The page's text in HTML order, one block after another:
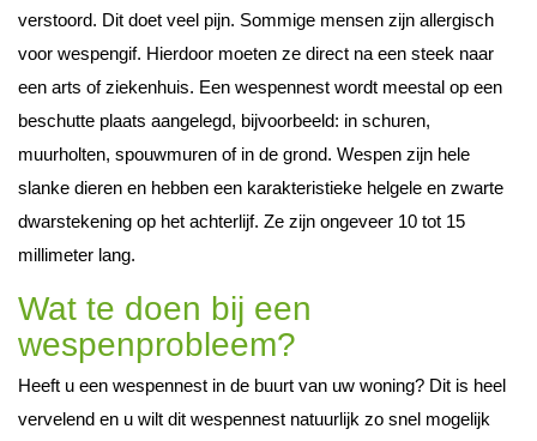
verstoord. Dit doet veel pijn. Sommige mensen zijn allergisch
voor wespengif. Hierdoor moeten ze direct na een steek naar
een arts of ziekenhuis. Een wespennest wordt meestal op een
beschutte plaats aangelegd, bijvoorbeeld: in schuren,
muurholten, spouwmuren of in de grond. Wespen zijn hele
slanke dieren en hebben een karakteristieke helgele en zwarte
dwarstekening op het achterlijf. Ze zijn ongeveer 10 tot 15
millimeter lang.
Wat te doen bij een
wespenprobleem?
Heeft u een wespennest in de buurt van uw woning? Dit is heel
vervelend en u wilt dit wespennest natuurlijk zo snel mogelijk